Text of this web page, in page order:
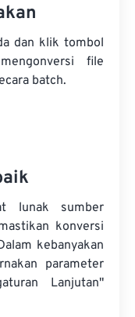
dan klik tombol
file
batch.
lunak sumber
konversi
kebanyakan
parameter
Lanjutan"